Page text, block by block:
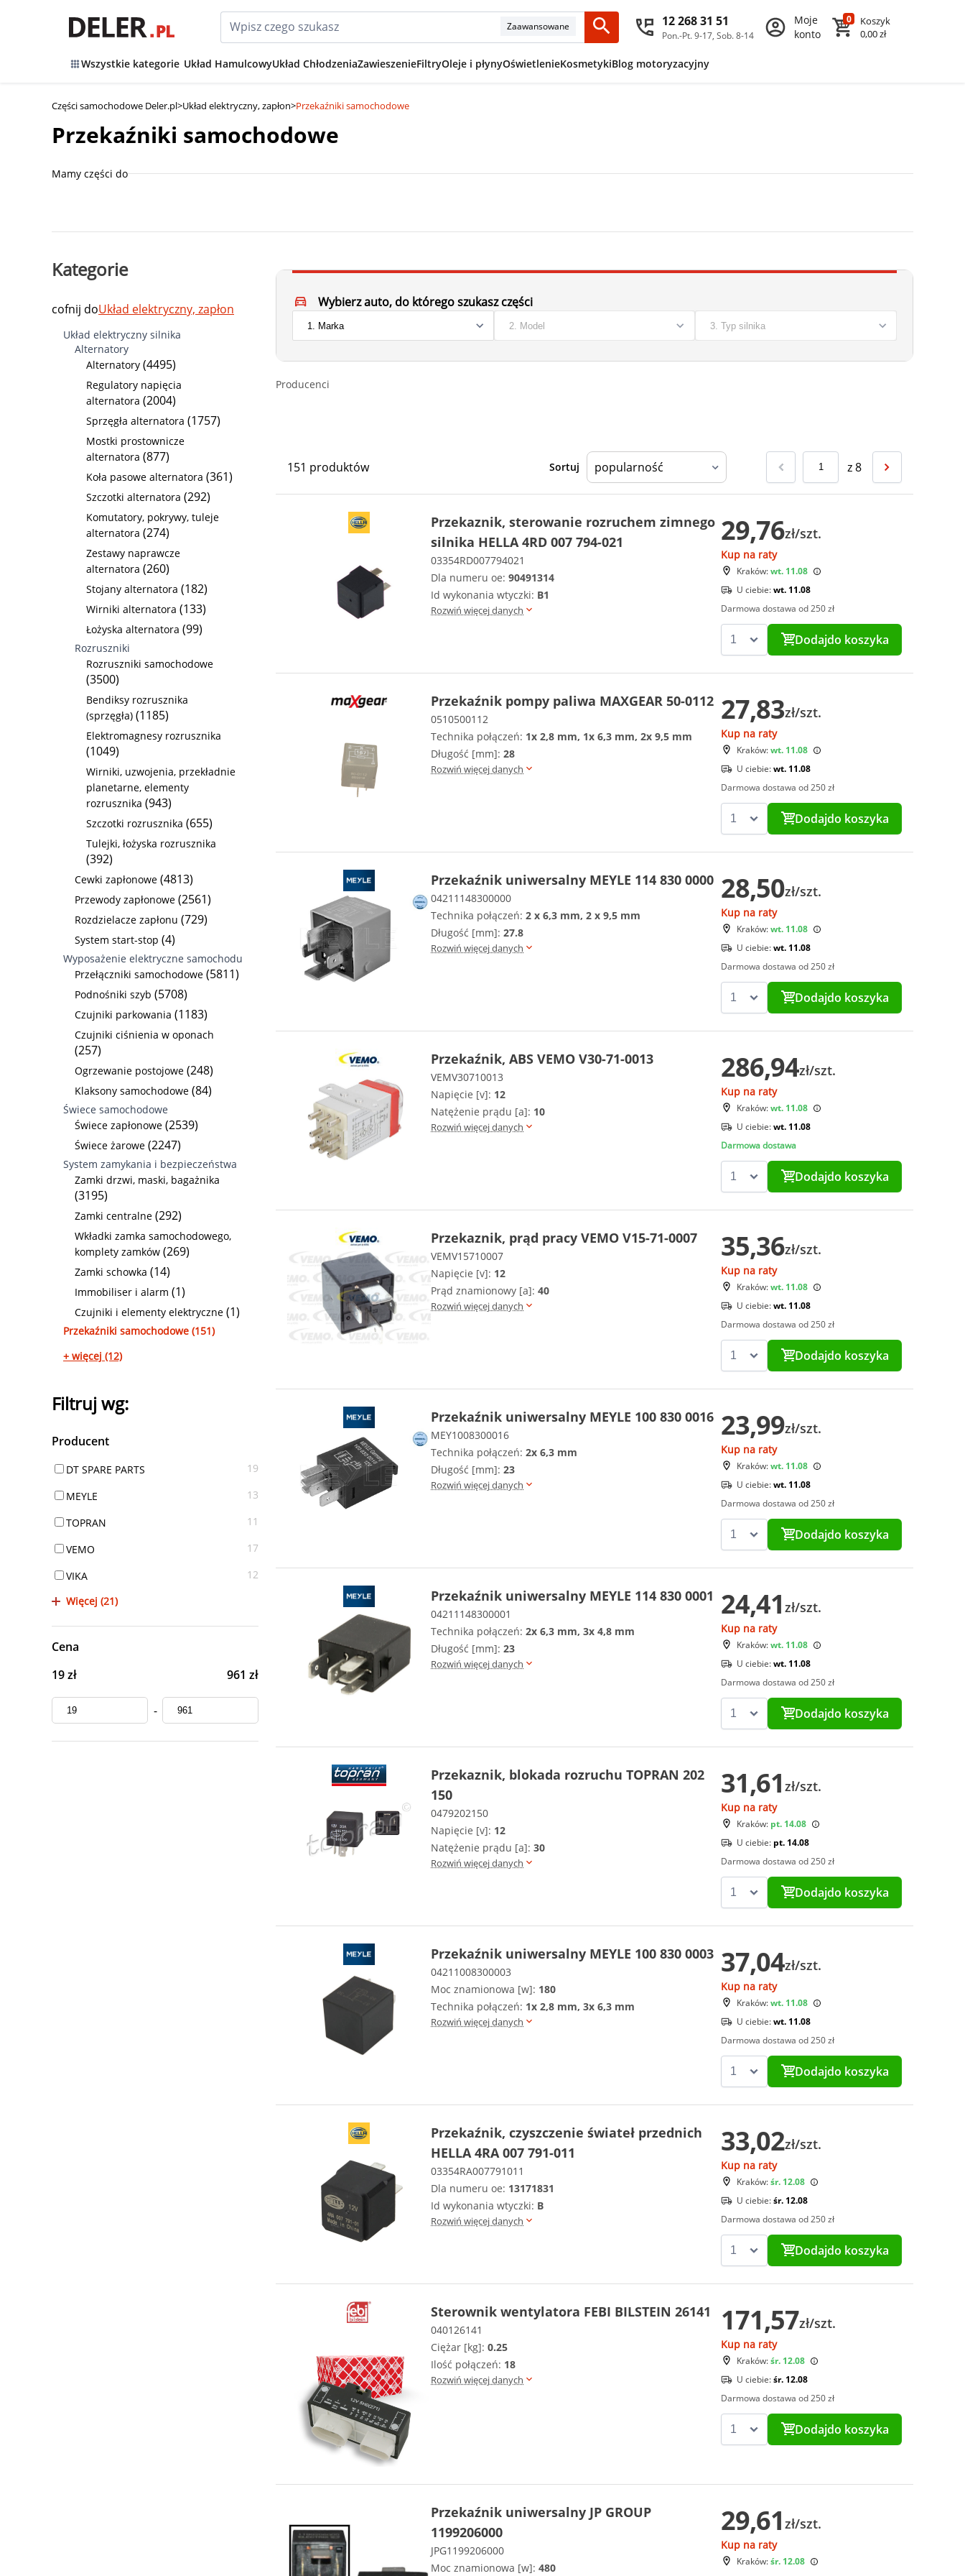
Zaawansowane 12 268 31 51
Pon.-Pt. 9-17, Sob. 8-14
Moje
konto
0
Koszyk
0,00 zł
Wszystkie kategorie Układ HamulcowyUkład ChłodzeniaZawieszenieFiltryOleje i płynyOświetlenieKosmetykiBlog motoryzacyjny
Części samochodowe Deler.pl>Układ elektryczny, zapłon>Przekaźniki samochodowe
Przekaźniki samochodowe
Mamy części do
Kategorie
cofnij doUkład elektryczny, zapłon
Układ elektryczny silnika
Alternatory
Alternatory (4495)
Regulatory napięcia
alternatora (2004)
Sprzęgła alternatora (1757)
Mostki prostownicze
alternatora (877)
Koła pasowe alternatora (361)
Szczotki alternatora (292)
Komutatory, pokrywy, tuleje
alternatora (274)
Zestawy naprawcze
alternatora (260)
Stojany alternatora (182)
Wirniki alternatora (133)
Łożyska alternatora (99)
Rozruszniki
Rozruszniki samochodowe
(3500)
Bendiksy rozrusznika
(sprzęgła) (1185)
Elektromagnesy rozrusznika
(1049)
Wirniki, uzwojenia, przekładnie
planetarne, elementy
rozrusznika (943)
Szczotki rozrusznika (655)
Tulejki, łożyska rozrusznika
(392)
Cewki zapłonowe (4813)
Przewody zapłonowe (2561)
Rozdzielacze zapłonu (729)
System start-stop (4)
Wyposażenie elektryczne samochodu
Przełączniki samochodowe (5811)
Podnośniki szyb (5708)
Czujniki parkowania (1183)
Czujniki ciśnienia w oponach
(257)
Ogrzewanie postojowe (248)
Klaksony samochodowe (84)
Świece samochodowe
Świece zapłonowe (2539)
Świece żarowe (2247)
System zamykania i bezpieczeństwa
Zamki drzwi, maski, bagażnika
(3195)
Zamki centralne (292)
Wkładki zamka samochodowego,
komplety zamków (269)
Zamki schowka (14)
Immobiliser i alarm (1)
Czujniki i elementy elektryczne (1)
Przekaźniki samochodowe (151)
+ więcej (12)
Filtruj wg:
Producent
DT SPARE PARTS 19
MEYLE 13
TOPRAN 11
VEMO 17
VIKA
12
Więcej (21)
Cena
19 zł
961 zł
-
Wybierz auto, do którego szukasz części
Producenci
151 produktów Sortuj z8
Przekaznik, sterowanie rozruchem zimnego
silnika HELLA 4RD 007 794-021
03354RD007794021
Dla numeru oe: 90491314
Id wykonania wtyczki: B1
Rozwiń więcej danych
29,76zł/szt.
Kup na raty
Kraków:wt. 11.08
U ciebie:wt. 11.08
Darmowa dostawa od 250 zł
Dodajdo koszyka
Przekaźnik pompy paliwa MAXGEAR 50-0112
0510500112
Technika połączeń: 1x 2,8 mm, 1x 6,3 mm, 2x 9,5 mm
Długość [mm]: 28
Rozwiń więcej danych
27,83zł/szt.
Kup na raty
Kraków:wt. 11.08
U ciebie:wt. 11.08
Darmowa dostawa od 250 zł
Dodajdo koszyka
Przekaźnik uniwersalny MEYLE 114 830 0000
04211148300000
Technika połączeń: 2 x 6,3 mm, 2 x 9,5 mm
Długość [mm]: 27.8
Rozwiń więcej danych
28,50zł/szt.
Kup na raty
Kraków:wt. 11.08
U ciebie:wt. 11.08
Darmowa dostawa od 250 zł
Dodajdo koszyka
Przekaźnik, ABS VEMO V30-71-0013
VEMV30710013
Napięcie [v]: 12
Natężenie prądu [a]: 10
Rozwiń więcej danych
286,94zł/szt.
Kup na raty
Kraków:wt. 11.08
U ciebie:wt. 11.08
Darmowa dostawa
Dodajdo koszyka
Przekaznik, prąd pracy VEMO V15-71-0007
VEMV15710007
Napięcie [v]: 12
Prąd znamionowy [a]: 40
Rozwiń więcej danych
35,36zł/szt.
Kup na raty
Kraków:wt. 11.08
U ciebie:wt. 11.08
Darmowa dostawa od 250 zł
Dodajdo koszyka
Przekaźnik uniwersalny MEYLE 100 830 0016
MEY1008300016
Technika połączeń: 2x 6,3 mm
Długość [mm]: 23
Rozwiń więcej danych
23,99zł/szt.
Kup na raty
Kraków:wt. 11.08
U ciebie:wt. 11.08
Darmowa dostawa od 250 zł
Dodajdo koszyka
Przekaźnik uniwersalny MEYLE 114 830 0001
04211148300001
Technika połączeń: 2x 6,3 mm, 3x 4,8 mm
Długość [mm]: 23
Rozwiń więcej danych
24,41 zł/szt.
Kup na raty
Kraków:wt. 11.08
U ciebie:wt. 11.08
Darmowa dostawa od 250 zł
Dodajdo koszyka
Przekaznik, blokada rozruchu TOPRAN 202
150
0479202150
Napięcie [v]: 12
Natężenie prądu [a]: 30
Rozwiń więcej danych
31,61 zł/szt.
Kup na raty
Kraków: pt. 14.08
U ciebie: pt. 14.08
Darmowa dostawa od 250 zł
Dodajdo koszyka
Przekaźnik uniwersalny MEYLE 100 830 0003
04211008300003
Moc znamionowa [w]: 180
Technika połączeń: 1x 2,8 mm, 3x 6,3 mm
Rozwiń więcej danych
37,04zł/szt.
Kup na raty
Kraków:wt. 11.08
U ciebie:wt. 11.08
Darmowa dostawa od 250 zł
Dodajdo koszyka
Przekaźnik, czyszczenie świateł przednich
HELLA 4RA 007 791-011
03354RA007791011
Dla numeru oe: 13171831
Id wykonania wtyczki: B
Rozwiń więcej danych
33,02zł/szt.
Kup na raty
Kraków:śr. 12.08
U ciebie:śr. 12.08
Darmowa dostawa od 250 zł
Dodajdo koszyka
Sterownik wentylatora FEBI BILSTEIN 26141
040126141
Ciężar [kg]: 0.25
Ilość połączeń: 18
Rozwiń więcej danych
171,57zł/szt.
Kup na raty
Kraków:śr. 12.08
U ciebie:śr. 12.08
Darmowa dostawa od 250 zł
Dodajdo koszyka
Przekaźnik uniwersalny JP GROUP
1199206000
JPG1199206000
Moc znamionowa [w]: 480
29,61 zł/szt.
Kup na raty
Kraków:śr. 12.08